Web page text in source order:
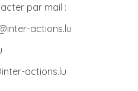
par mail :
actions.lu
actions.lu